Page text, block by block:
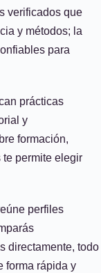
verificados que
y métodos; la
para
prácticas
y
formación,
permite elegir
perfiles
directamente, todo
forma rápida y